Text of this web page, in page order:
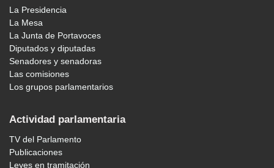
La Presidencia
La Mesa
La Junta de Portavoces
Diputados y diputadas
Senadores y senadoras
Las comisiones
Los grupos parlamentarios
Actividad parlamentaria
TV del Parlamento
Publicaciones
Leyes en tramitación